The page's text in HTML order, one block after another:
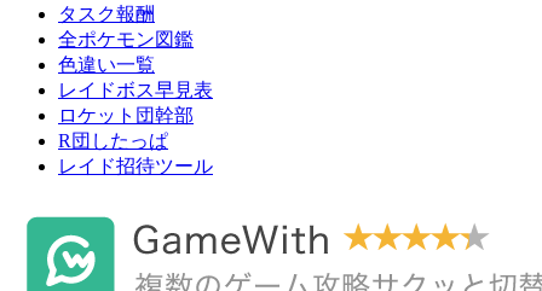
タスク報酬
全ポケモン図鑑
色違い一覧
レイドボス早見表
ロケット団幹部
R団したっぱ
レイド招待ツール